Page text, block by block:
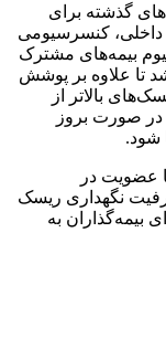
گذشته برای
داخلی، کنسرسیومی
بیمه‌های مشترک
تا علاوه بر پوشش
بالاتر از
در صورت بروز
شود.
عضویت در
نگهداری ریسک
بیمه‌گذاران به